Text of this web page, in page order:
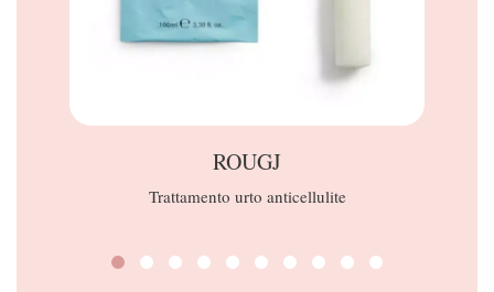
ROUGJ
Trattamento urto anticellulite